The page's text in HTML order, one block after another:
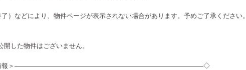
）などにより、物件ページが表示されない場合があります。予めご了承ください。
開した物件はございません。
公開情報＞—————————————————————————————◇